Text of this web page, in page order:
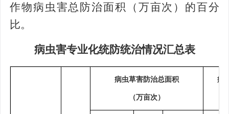
作物病虫害总防治面积（万亩次）的百分
比。
病虫害专业化统防统治情况汇总表
病虫草害防治总面积
（万亩次）
病